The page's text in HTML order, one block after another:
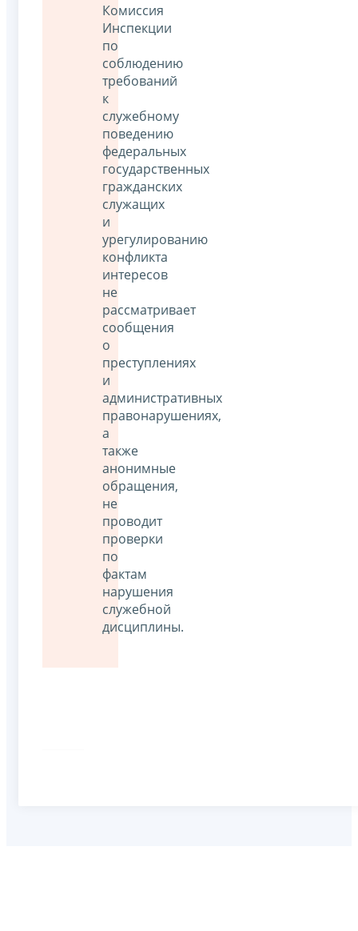
Комиссия
Инспекции
по
соблюдению
требований
к
служебному
поведению
федеральных
государственных
гражданских
служащих
и
урегулированию
конфликта
интересов
не
рассматривает
сообщения
о
преступлениях
и
административных
правонарушениях,
а
также
анонимные
обращения,
не
проводит
проверки
по
фактам
нарушения
служебной
дисциплины.